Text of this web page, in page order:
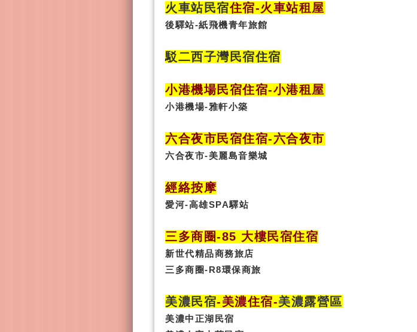
火車站民宿住宿-火車站租屋
後驛站-紙飛機青年旅館
駁二西子灣民宿住宿
小港機場民宿住宿-小港租屋
小港機場-雅軒小築
六合夜市民宿住宿-六合夜市
六合夜市-美麗島音樂城
經絡按摩
愛河-高雄SPA驛站
三多商圈-85 大樓民宿住宿
新世代精品商務旅店
三多商圈-R8環保商旅
美濃民宿-美濃住宿-美濃露營區
美濃中正湖民宿